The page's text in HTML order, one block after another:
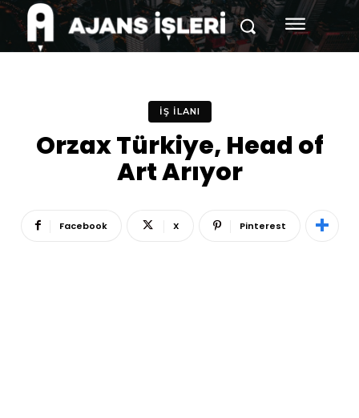
İŞ İLANI
Orzax Türkiye, Head of
Art Arıyor
Facebook X Pinterest